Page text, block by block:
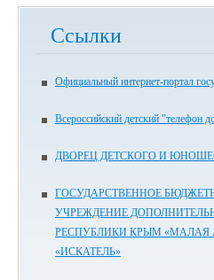
Ссылки
Официальный интернет-портал
Всероссийский детский "телефон
ДВОРЕЦ ДЕТСКОГО И
ГОСУДАРСТВЕННОЕ
УЧРЕЖДЕНИЕ
РЕСПУБЛИКИ КРЫМ
«ИСКАТЕЛЬ»